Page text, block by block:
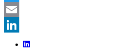
Twitter
Email
LinkedIn